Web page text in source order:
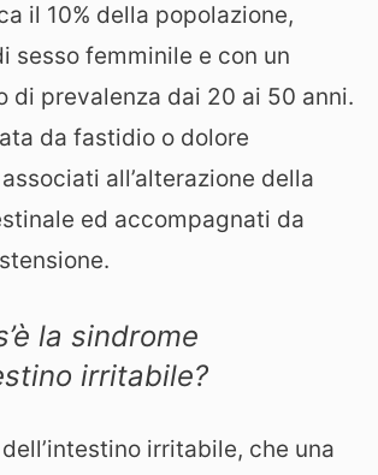
il 10% della popolazione,
sesso femminile e con un
di prevalenza dai 20 ai 50 anni.
da fastidio o dolore
all’alterazione della
ed accompagnati da
la sindrome
irritabile?
irritabile, che una